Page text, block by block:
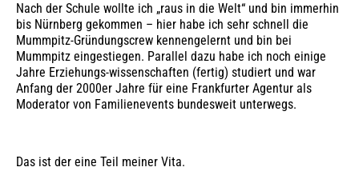
Nach der Schule wollte ich „raus in die Welt“ und bin immerhin
bis Nürnberg gekommen – hier habe ich sehr schnell die
Mummpitz-Gründungscrew kennengelernt und bin bei
Mummpitz eingestiegen. Parallel dazu habe ich noch einige
Jahre Erziehungs-wissenschaften (fertig) studiert und war
Anfang der 2000er Jahre für eine Frankfurter Agentur als
Moderator von Familienevents bundesweit unterwegs.
Das ist der eine Teil meiner Vita.